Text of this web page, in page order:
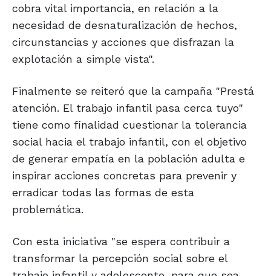
cobra vital importancia, en relación a la
necesidad de desnaturalización de hechos,
circunstancias y acciones que disfrazan la
explotación a simple vista".
Finalmente se reiteró que la campaña "Prestá
atención. El trabajo infantil pasa cerca tuyo"
tiene como finalidad cuestionar la tolerancia
social hacia el trabajo infantil, con el objetivo
de generar empatía en la población adulta e
inspirar acciones concretas para prevenir y
erradicar todas las formas de esta
problemática.
Con esta iniciativa "se espera contribuir a
transformar la percepción social sobre el